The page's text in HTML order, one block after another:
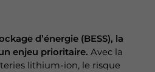
d’énergie (BESS), la
enjeu prioritaire. Avec la
lithium-ion, le risque